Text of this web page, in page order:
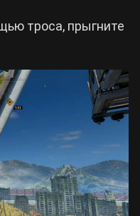
троса, прыгните